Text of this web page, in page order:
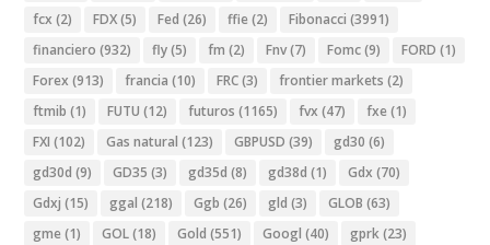
fcx (2) FDX(5) Fed (26) ffie (2) Fibonacci (3991)
financiero (932) fly(5) fm (2) Fnv(7) Fomc(9) FORD (1)
Forex (913) francia (10) FRC(3) frontier markets (2)
ftmib (1) FUTU (12) futuros (1165) fvx (47) fxe (1)
FXI (102) Gas natural (123) GBPUSD (39) gd30 (6)
gd30d (9) GD35 (3) gd35d (8) gd38d (1) Gdx (70)
Gdxj (15) ggal (218) Ggb (26) gld (3) GLOB (63)
gme (1) GOL(18) Gold (551) Googl (40) gprk(23)